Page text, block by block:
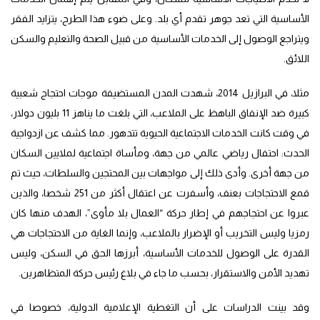
الأساسية التي تعد جوهر تقدم أي بلد. وعلى ضوء هذا الطرح، يتزايد الفقر
ويتراجع الوصول إلى الخدمات الأساسية من قبيل الصحة والتعليم والسكن
اللائق.
مثلا، في البرازيل 2014، شهدت المدن المستضيفة موجات احتجاج شعبية
كبيرة ضد الإنفاق الباهظ على الملاعب، التي بلغت ما يناهز 11 بليون دولار،
في وقت كانت الخدمات الاجتماعية الحيوية تتدهور. مما كشف عن ازدواجية
الحدث: احتفال رياضي عالمي من جهة، ومأساة اجتماعية لملايين السكان
من جهة أخرى. وأدى ذلك إلى مواجهات بين المحتجين والسلطات، حيث تم
قمع الاحتجاجات بعنف، وأسفرت عن اعتقال أكثر من 251 شخصا، والذين
عبروا عن احتجاجهم في إطار حركة “العمال بلا مأوى”، الهدف منها كان
رمزيا وليس التخريب أو الإضرار بالملاعب، وإنما الغاية من الاحتجاجات هي
القدرة على الوصول للخدمات الأساسية، أبرزها الحق في السكن، وليس
تهديد الأمن والاستقرار، بحسب ما جاء في بلاغ رئيس حركة المتظاهرين.
وقد بينت الدراسات على أن التغطية الإعلامية الدولية، خصوصا في